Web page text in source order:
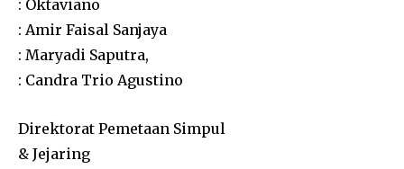
: Oktaviano
: Amir Faisal Sanjaya
: Maryadi Saputra,
: Candra Trio Agustino
Direktorat Pemetaan Simpul
& Jejaring